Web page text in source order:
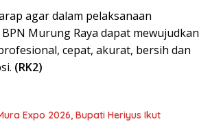
agar dalam pelaksanaan
Murung Raya dapat mewujudkan
cepat, akurat, bersih dan
(RK2)
Expo 2026, Bupati Heriyus Ikut